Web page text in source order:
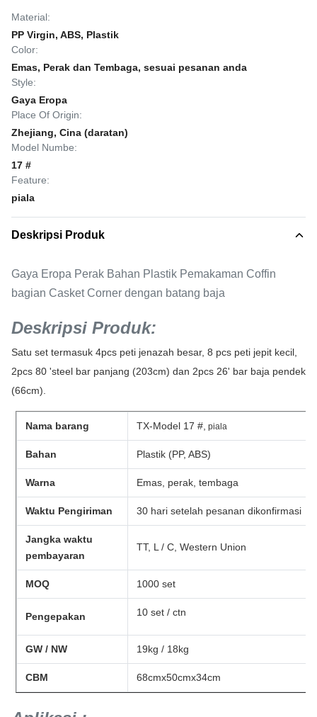
Material:
PP Virgin, ABS, Plastik
Color:
Emas, Perak dan Tembaga, sesuai pesanan anda
Style:
Gaya Eropa
Place Of Origin:
Zhejiang, Cina (daratan)
Model Numbe:
17 #
Feature:
piala
Deskripsi Produk
Gaya Eropa Perak Bahan Plastik Pemakaman Coffin
bagian Casket Corner dengan batang baja
Deskripsi Produk:
Satu set termasuk 4pcs peti jenazah besar, 8 pcs peti jepit kecil,
2pcs 80 'steel bar panjang (203cm) dan 2pcs 26' bar baja pendek
(66cm).
Nama barang TX-Model 17 #, piala
Bahan Plastik (PP, ABS)
Warna Emas, perak, tembaga
Waktu Pengiriman 30 hari setelah pesanan dikonfirmasi
Jangka waktu
pembayaran
TT, L / C, Western Union
MOQ 1000 set
Pengepakan 10 set / ctn
GW / NW 19kg / 18kg
CBM 68cmx50cmx34cm